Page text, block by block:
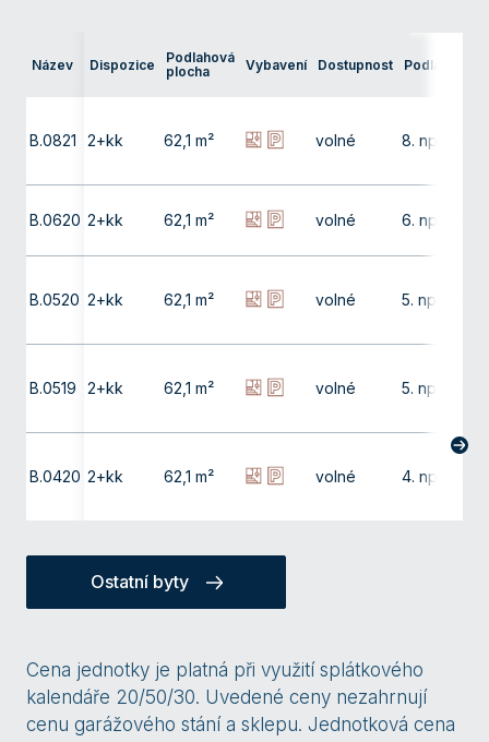
Název Dispozice
Podlahová
plocha
Vybavení Dostupnost Podlaží
B.0821 2+kk 62,1 m² volné 8. np
B.0620 2+kk 62,1 m² volné 6. np
B.0520 2+kk 62,1 m² volné 5. np
B.0519 2+kk 62,1 m² volné 5. np
B.0420 2+kk 62,1 m² volné 4. np
Ostatní byty
Cena jednotky je platná při využití splátkového
kalendáře 20/50/30. Uvedené ceny nezahrnují
cenu garážového stání a sklepu. Jednotková cena